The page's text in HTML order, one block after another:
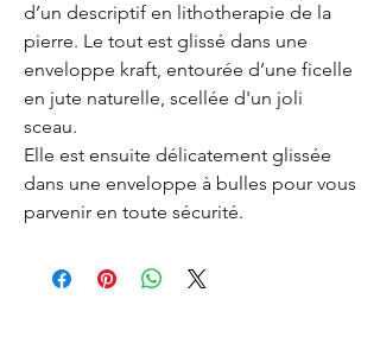
d’un descriptif en lithotherapie de la
pierre. Le tout est glissé dans une
enveloppe kraft, entourée d’une ficelle
en jute naturelle, scellée d'un joli
sceau.
Elle est ensuite délicatement glissée
dans une enveloppe à bulles pour vous
parvenir en toute sécurité.